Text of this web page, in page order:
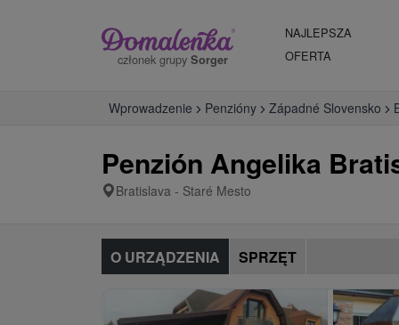
członek grupy Sorger
NAJLEPSZA
OFERTA
Wprowadzenie Penzióny Západné Slovensko
Penzión Angelika
Bratislava - Staré Mesto
O URZĄDZENIA SPRZĘT